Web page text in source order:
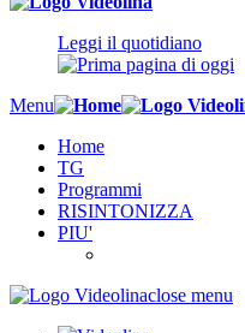
Leggi il quotidiano
Menu
Home
TG
Programmi
RISINTONIZZA
PIU'
close menu